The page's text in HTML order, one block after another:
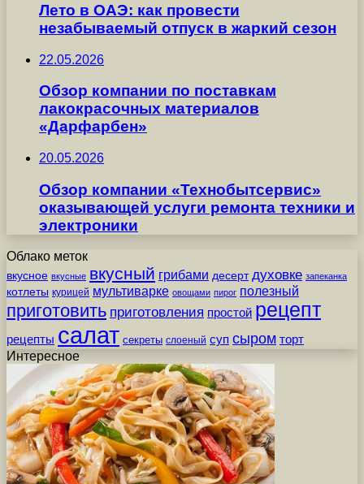
Лето в ОАЭ: как провести
незабываемый отпуск в жаркий сезон
22.05.2026
Обзор компании по поставкам
лакокрасочных материалов
«Дарфарбен»
20.05.2026
Обзор компании «Технобытсервис»
оказывающей услуги ремонта техники и
электроники
Облако меток
вкусное вкусные вкусный грибами десерт духовке запеканка
котлеты курицей мультиварке овощами пирог полезный
приготовить приготовления простой рецепт
рецепты салат секреты слоеный суп сыром торт
Интересное